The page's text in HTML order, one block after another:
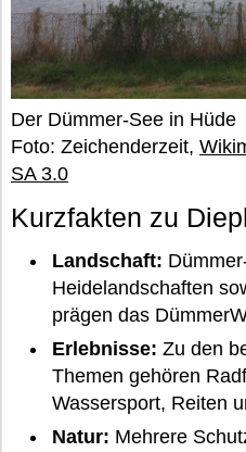
Der Dümmer-See in Hüde
Foto: Zeichenderzeit,
SA 3.0
Kurzfakten zu
Landschaft:
Heidelandschaften
prägen das
Erlebnisse: Zu den
Themen gehören
Wassersport, Reiten
Natur: Mehrere